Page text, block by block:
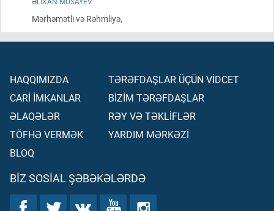
Mərhəmətli və Rəhmliyə,
HAQQIMIZDA
CARİ İMKANLAR
ƏLAQƏLƏR
TÖFHƏ VERMƏK
BLOQ
TƏRƏFDAŞLAR ÜÇÜN VİDCET
BİZİM TƏRƏFDAŞLAR
RƏY VƏ TƏKLİFLƏR
YARDIM MƏRKƏZİ
BIZ SOSIAL ŞƏBƏKƏLƏRDƏ